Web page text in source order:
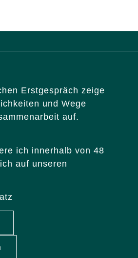
Erstgespräch zeige
und Wege
auf.
ich innerhalb von 48
auf unseren